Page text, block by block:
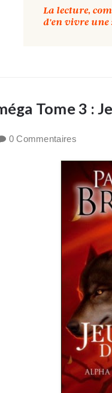
Tome 3 :
0 Commentaires